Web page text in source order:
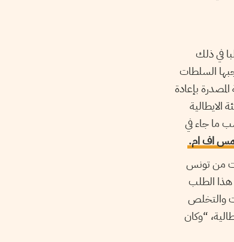
وقدمت طلبا في ذلك
السلطات
09 ديسمبر، طالبت الشركة المصدرة بإعادة
الايطالية
ما جاء في
اف ام.
من تونس
هذا الطلب
والتخلص
“وكان